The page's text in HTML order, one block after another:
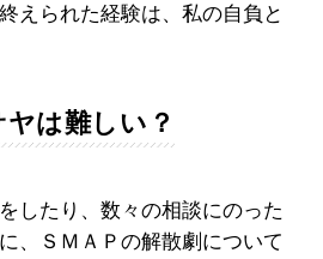
えられた経験は、私の自負と
は難しい？
したり、数々の相談にのった
、ＳＭＡＰの解散劇について